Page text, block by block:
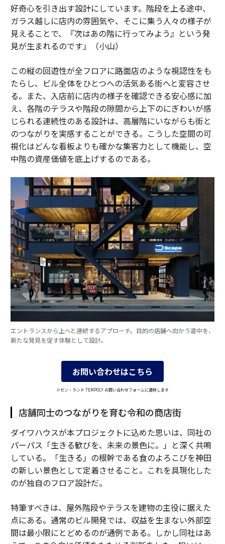
好奇心を引き出す設計にしています。階段を上る途中、
ガラス越しに店内の雰囲気や、そこに集う人々の様子が
見えることで、『次はあの階に行ってみよう』という発
見が生まれるのです」（小山）
この縦の回遊性が全フロアに路面店のような視認性をも
たらし、ビル全体をひとつへの活気ある街へと変容させ
る。また、入店前に店内の様子を確認できる安心感に加
え、各階のテラスや階段の隙間から上下のにぎわいが感
じられる連続性のある設計は、高層階にいながらも街と
のつながりを実感することができる。こうした空間の可
視化はどんな看板よりも確かな集客力として機能し、空
中階の資産価値を底上げするのである。
エントランスから上へと連続するアプローチ。目的の店舗へ向かう道中を、
新たな発見を促す体験として設計。
お問い合わせはこちら
※ゼン・ランド TEMPOLY お問い合わせフォームに遷移します
店舗同士のつながりを育む令和の商店街
ダイワハウスが本プロジェクトに込めた思いは、同社の
パーパス「生きる歓びを、未来の景色に。」と深く共鳴
している。「生きる」の根幹である食のよろこびを神田
の新しい景色として定着させること。これを具現化した
のが独自のフロア設計だ。
特筆すべきは、屋外階段やテラスを建物の主役に据えた
点にある。通常のビル開発では、収益を生まない外部空
間は最小限にとどめるのが通例である。しかし同社はあ